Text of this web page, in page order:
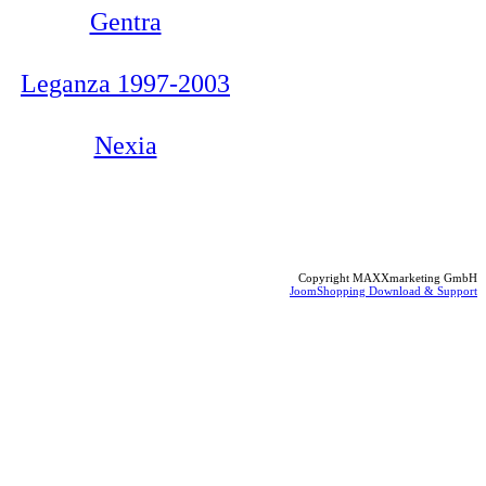
Gentra
Leganza 1997-2003
Nexia
Copyright MAXXmarketing GmbH
JoomShopping Download & Support